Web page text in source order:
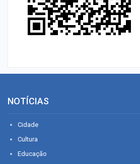
NOTÍCIAS
Cidade
Cultura
Educação